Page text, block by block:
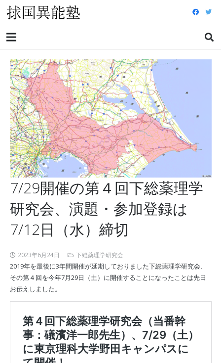
7/29開催の第４回下総薬理学
研究会、演題・参加登録は
7/12日（水）締切
2023年6月24日 下総薬理学研究会
2019年を最後に3年間開催が延期しておりました下総薬理学研究会、
その第４回を今年7月29日（土）に開催することになったことは先日
お伝えしました。